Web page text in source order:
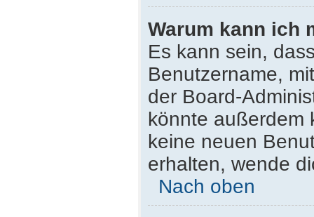
Warum kann ich
Es kann sein,
Benutzername,
der Board-
könnte außerdem
keine neuen
erhalten, wende
Nach oben